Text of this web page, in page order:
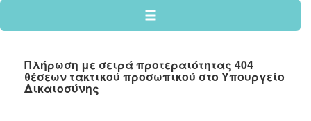
2024
2022
2021
Πλήρωση με σειρά προτεραιότητας 404
θέσεων τακτικού προσωπικού στο Υπουργείο
Δικαιοσύνης